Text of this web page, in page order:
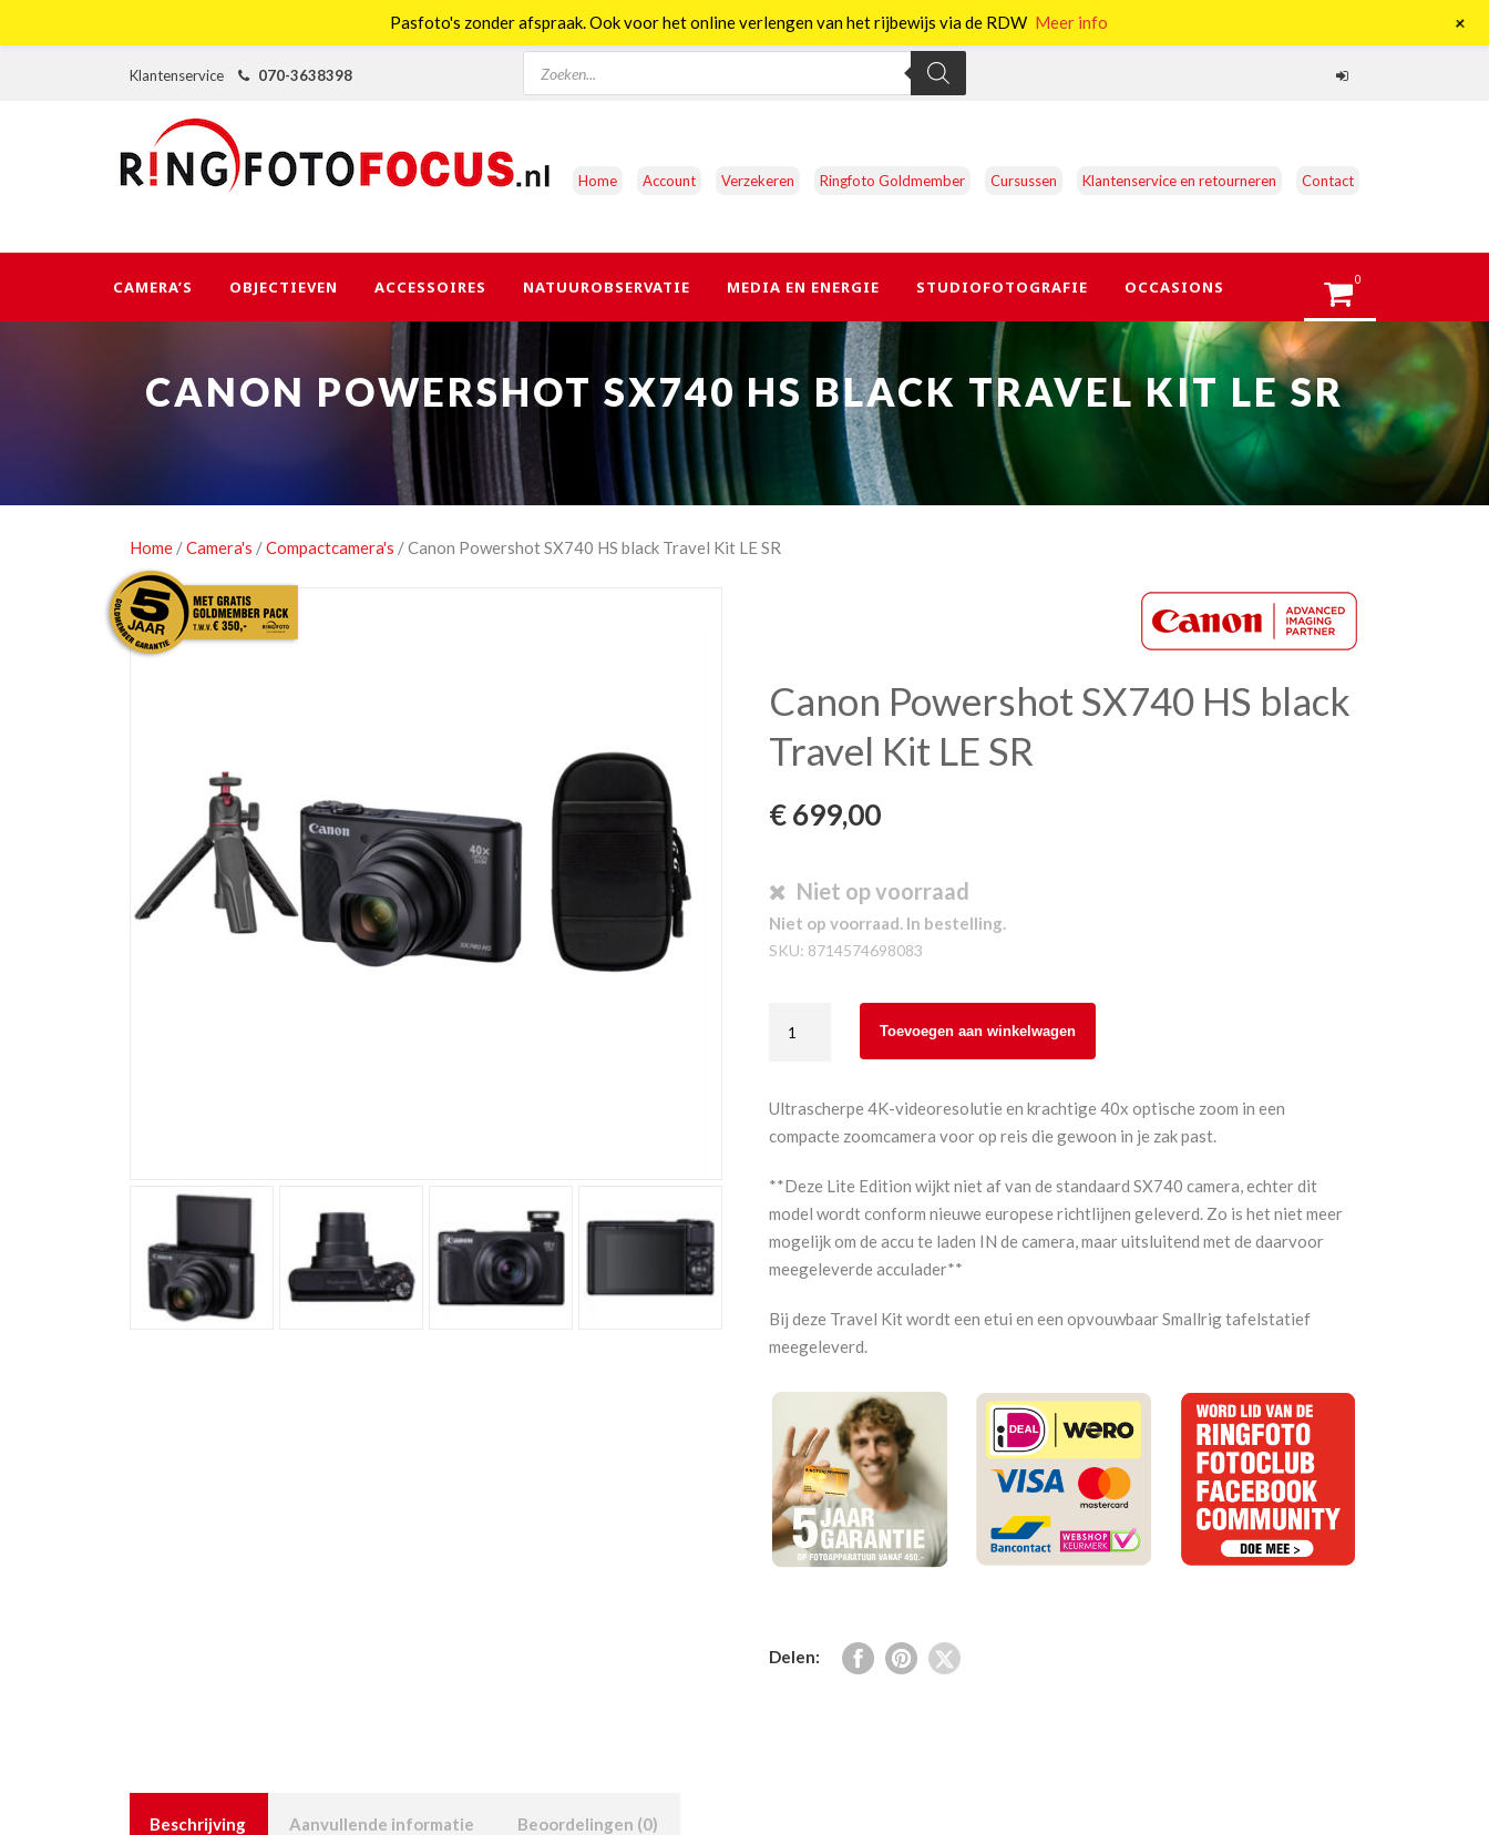
Klantenservice 070-3638398
Producten
zoeken
Home Account Verzekeren Ringfoto Goldmember Cursussen Klantenservice en retourneren Contact
CAMERA’S OBJECTIEVEN ACCESSOIRES NATUUROBSERVATIE MEDIA EN ENERGIE STUDIOFOTOGRAFIE OCCASIONS 0
CANON POWERSHOT SX740 HS BLACK TRAVEL KIT LE SR
Home /Camera's /Compactcamera's / Canon Powershot SX740 HS black Travel Kit LE SR
Canon Powershot SX740 HS black
Travel Kit LE SR
€699,00
Niet op voorraad
Niet op voorraad. In bestelling.
SKU: 8714574698083
Powershot
HS
Kit
LE
SR
aantal
Toevoegen aan winkelwagen
Ultrascherpe 4K-videoresolutie en krachtige 40x optische zoom in een
compacte zoomcamera voor op reis die gewoon in je zak past.
**Deze Lite Edition wijkt niet af van de standaard SX740 camera, echter dit
model wordt conform nieuwe europese richtlijnen geleverd. Zo is het niet meer
mogelijk om de accu te laden IN de camera, maar uitsluitend met de daarvoor
meegeleverde acculader**
Bij deze Travel Kit wordt een etui en een opvouwbaar Smallrig tafelstatief
meegeleverd.
Delen:
Beschrijving Aanvullende informatie Beoordelingen (0)
Pasfoto's zonder afspraak. Ook voor het online verlengen van het rijbewijs via de RDW Meer info +